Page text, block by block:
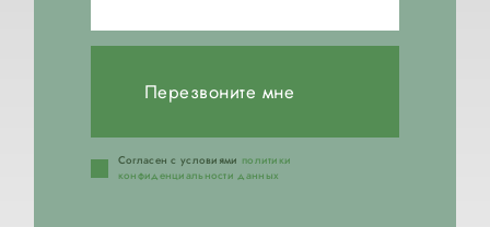
Перезвоните мне
Согласен с условиями политики
конфиденциальности данных